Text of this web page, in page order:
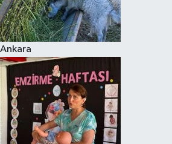
Ankara
Hava Durumu
Kadın
Kim kimdir?
Kültür Sanat
Sağlık